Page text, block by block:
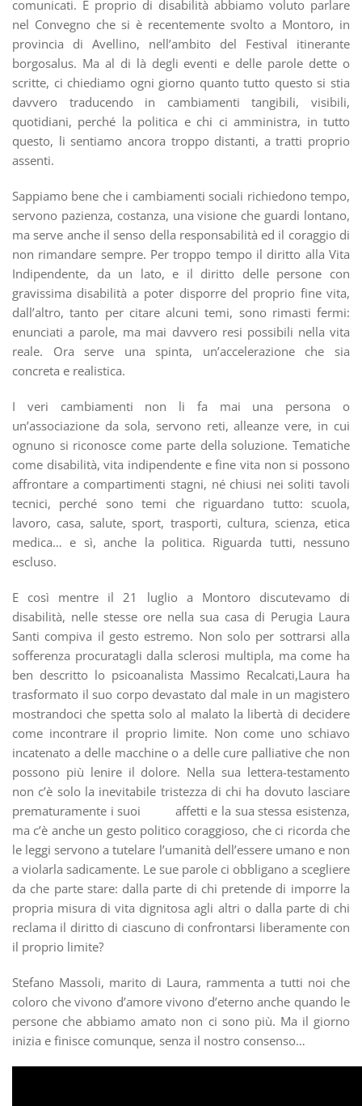
comunicati. E proprio di disabilità abbiamo voluto parlare
nel Convegno che si è recentemente svolto a Montoro, in
provincia di Avellino, nell’ambito del Festival itinerante
borgosalus. Ma al di là degli eventi e delle parole dette o
scritte, ci chiediamo ogni giorno quanto tutto questo si stia
davvero traducendo in cambiamenti tangibili, visibili,
quotidiani, perché la politica e chi ci amministra, in tutto
questo, li sentiamo ancora troppo distanti, a tratti proprio
assenti.
Sappiamo bene che i cambiamenti sociali richiedono tempo,
servono pazienza, costanza, una visione che guardi lontano,
ma serve anche il senso della responsabilità ed il coraggio di
non rimandare sempre. Per troppo tempo il diritto alla Vita
Indipendente, da un lato, e il diritto delle persone con
gravissima disabilità a poter disporre del proprio fine vita,
dall’altro, tanto per citare alcuni temi, sono rimasti fermi:
enunciati a parole, ma mai davvero resi possibili nella vita
reale. Ora serve una spinta, un’accelerazione che sia
concreta e realistica.
I veri cambiamenti non li fa mai una persona o
un’associazione da sola, servono reti, alleanze vere, in cui
ognuno si riconosce come parte della soluzione. Tematiche
come disabilità, vita indipendente e fine vita non si possono
affrontare a compartimenti stagni, né chiusi nei soliti tavoli
tecnici, perché sono temi che riguardano tutto: scuola,
lavoro, casa, salute, sport, trasporti, cultura, scienza, etica
medica… e sì, anche la politica. Riguarda tutti, nessuno
escluso.
E così mentre il 21 luglio a Montoro discutevamo di
disabilità, nelle stesse ore nella sua casa di Perugia Laura
Santi compiva il gesto estremo. Non solo per sottrarsi alla
sofferenza procuratagli dalla sclerosi multipla, ma come ha
ben descritto lo psicoanalista Massimo Recalcati,Laura ha
trasformato il suo corpo devastato dal male in un magistero
mostrandoci che spetta solo al malato la libertà di decidere
come incontrare il proprio limite. Non come uno schiavo
incatenato a delle macchine o a delle cure palliative che non
possono più lenire il dolore. Nella sua lettera-testamento
non c’è solo la inevitabile tristezza di chi ha dovuto lasciare
prematuramente i suoi affetti e la sua stessa esistenza,
ma c’è anche un gesto politico coraggioso, che ci ricorda che
le leggi servono a tutelare l’umanità dell’essere umano e non
a violarla sadicamente. Le sue parole ci obbligano a scegliere
da che parte stare: dalla parte di chi pretende di imporre la
propria misura di vita dignitosa agli altri o dalla parte di chi
reclama il diritto di ciascuno di confrontarsi liberamente con
il proprio limite?
Stefano Massoli, marito di Laura, rammenta a tutti noi che
coloro che vivono d’amore vivono d’eterno anche quando le
persone che abbiamo amato non ci sono più. Ma il giorno
inizia e finisce comunque, senza il nostro consenso…